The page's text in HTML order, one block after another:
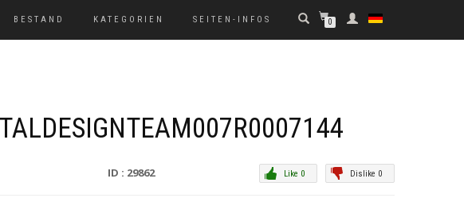
BESTAND KATEGORIEN SEITEN-INFOS 0
ID : 29862 Dislike 0
Like 0